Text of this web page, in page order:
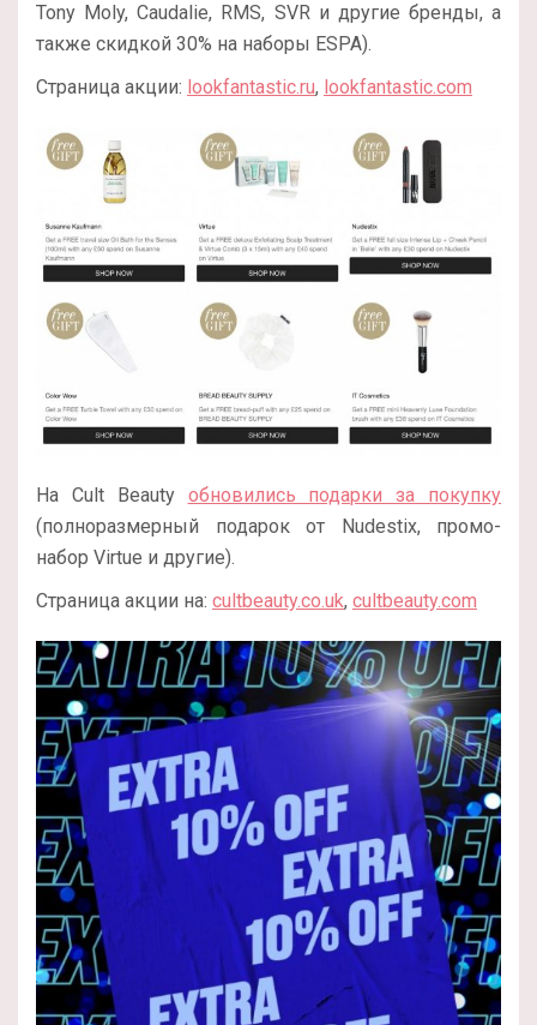
Tony Moly, Caudalie, RMS, SVR и другие бренды, а
также скидкой 30% на наборы ESPA).
Страница акции: lookfantastic.ru, lookfantastic.com
На Cult Beauty обновились подарки за покупку
(полноразмерный подарок от Nudestix, промо-
набор Virtue и другие).
Страница акции на: cultbeauty.co.uk, cultbeauty.com